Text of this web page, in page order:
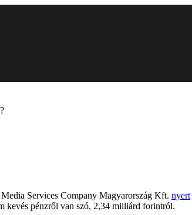
Services Company Magyarország Kft. nyert
kevés pénzről van szó, 2,34 milliárd forintról.